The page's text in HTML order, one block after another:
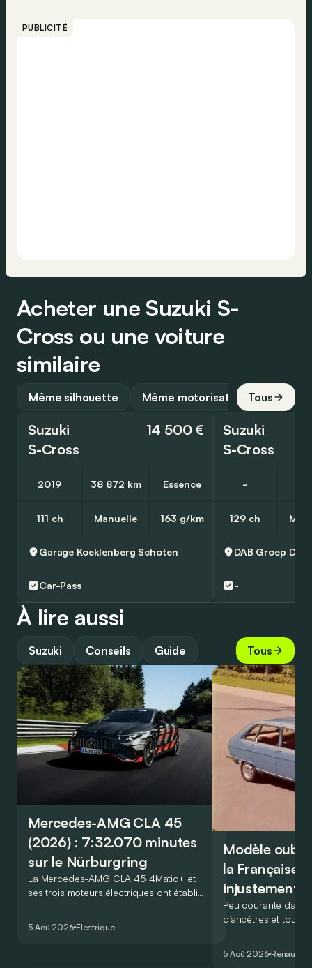
PUBLICITÉ
Acheter une Suzuki S-
Cross ou une voiture
similaire
Même silhouette Même motorisation Tous
Suzuki
S-Cross
14 500 €
2019 38 872 km Essence
111 ch Manuelle 163 g/km
Garage Koeklenberg Schoten
Car-Pass
Suzuki
S-Cross
-
129 ch
DAB Groep
-
À lire aussi
Suzuki Conseils Guide Tous
Mercedes-AMG CLA 45
(2026) : 7:32.070 minutes
sur le Nürburgring
La Mercedes-AMG CLA 45 4Matic+ et
ses trois moteurs électriques ont établi
circuit du Nürburgring… mais lequel ?
5 Aoû 2026 Électrique
Modèle
la Française
injustement
Peu courante dans
d’ancêtres et
proposait en 1965
5 Aoû 2026 Renault